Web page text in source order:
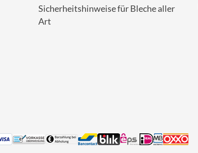
Sicherheitshinweise für Bleche aller
Art